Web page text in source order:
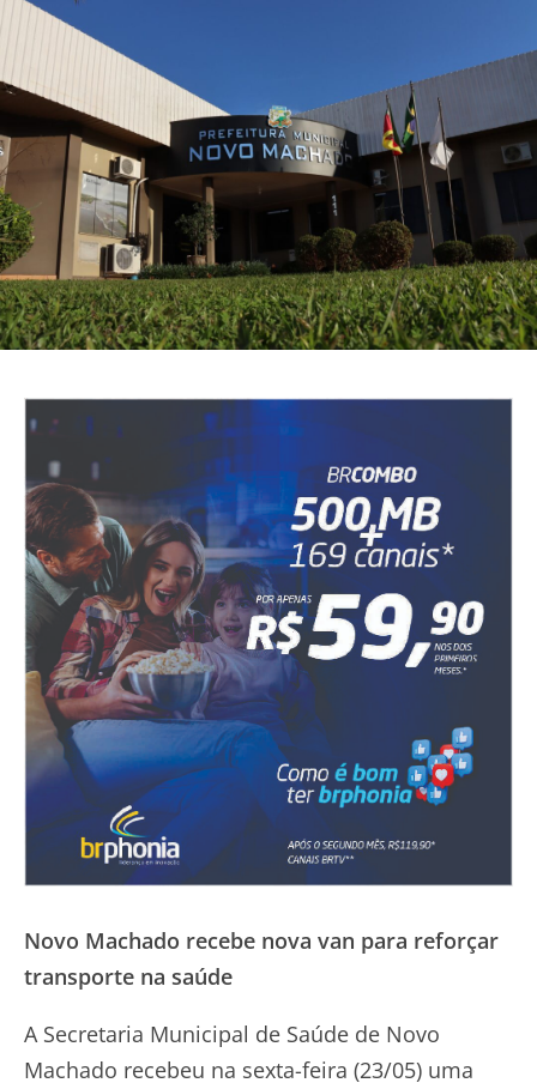
Novo Machado recebe nova van para reforçar
transporte na saúde
A Secretaria Municipal de Saúde de Novo
Machado recebeu na sexta-feira (23/05) uma